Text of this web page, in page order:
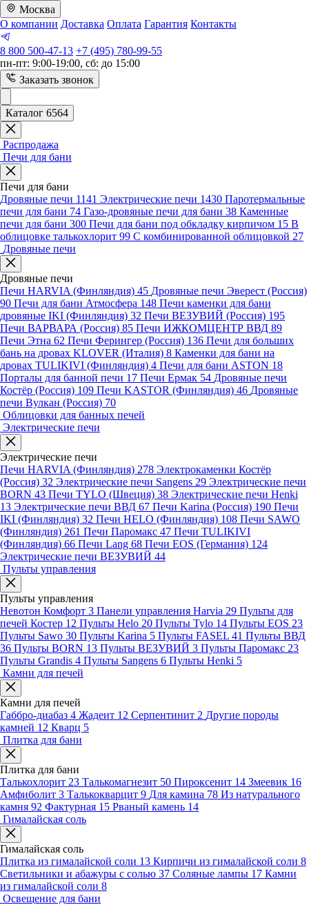
Москва
О компании Доставка Оплата Гарантия Контакты
8 800 500-47-13 +7 (495) 780-99-55
пн-пт: 9:00-19:00, сб: до 15:00
Заказать звонок
Каталог 6564
Распродажа
Печи для бани
Печи для бани
Дровяные печи 1141 Электрические печи 1430 Паротермальные
печи для бани 74 Газо-дровяные печи для бани 38 Каменные
печи для бани 300 Печи для бани под обкладку кирпичом 15 В
облицовке талькохлорит 99 С комбинированной облицовкой 27
Дровяные печи
Дровяные печи
Печи HARVIA (Финляндия) 45 Дровяные печи Эверест (Россия)
90 Печи для бани Атмосфера 148 Печи каменки для бани
дровяные IKI (Финляндия) 32 Печи ВЕЗУВИЙ (Россия) 195
Печи ВАРВАРА (Россия) 85 Печи ИЖКОМЦЕНТР ВВД 89
Печи Этна 62 Печи Ферингер (Россия) 136 Печи для больших
бань на дровах KLOVER (Италия) 8 Каменки для бани на
дровах TULIKIVI (Финляндия) 4 Печи для бани ASTON 18
Порталы для банной печи 17 Печи Ермак 54 Дровяные печи
Костёр (Россия) 109 Печи KASTOR (Финляндия) 46 Дровяные
печи Вулкан (Россия) 70
Облицовки для банных печей
Электрические печи
Электрические печи
Печи HARVIA (Финляндия) 278 Электрокаменки Костёр
(Россия) 32 Электрические печи Sangens 29 Электрические печи
BORN 43 Печи TYLO (Швеция) 38 Электрические печи Henki
13 Электрические печи ВВД 67 Печи Karina (Россия) 190 Печи
IKI (Финляндия) 32 Печи HELO (Финляндия) 108 Печи SAWO
(Финляндия) 261 Печи Паромакс 47 Печи TULIKIVI
(Финляндия) 66 Печи Lang 68 Печи EOS (Германия) 124
Электрические печи ВЕЗУВИЙ 44
Пульты управления
Пульты управления
Невотон Комфорт 3 Панели управления Harvia 29 Пульты для
печей Костер 12 Пульты Helo 20 Пульты Tylo 14 Пульты EOS 23
Пульты Sawo 30 Пульты Karina 5 Пульты FASEL 41 Пульты ВВД
36 Пульты BORN 13 Пульты ВЕЗУВИЙ 3 Пульты Паромакс 23
Пульты Grandis 4 Пульты Sangens 6 Пульты Henki 5
Камни для печей
Камни для печей
Габбро-диабаз 4 Жадеит 12 Серпентинит 2 Другие породы
камней 12 Кварц 5
Плитка для бани
Плитка для бани
Талькохлорит 23 Талькомагнезит 50 Пироксенит 14 Змеевик 16
Амфиболит 3 Талькокварцит 9 Для камина 78 Из натурального
камня 92 Фактурная 15 Рваный камень 14
Гималайская соль
Гималайская соль
Плитка из гималайской соли 13 Кирпичи из гималайской соли 8
Светильники и абажуры с солью 37 Соляные лампы 17 Камни
из гималайской соли 8
Освещение для бани